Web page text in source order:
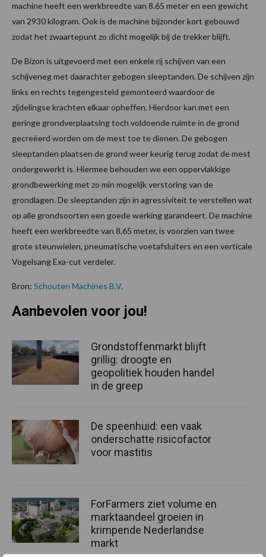
machine heeft een werkbreedte van 8.65 meter en een gewicht
van 2930 kilogram. Ook is de machine bijzonder kort gebouwd
zodat het zwaartepunt zo dicht mogelijk bij de trekker blijft.
De Bizon is uitgevoerd met een enkele rij schijven van een
schijveneg met daarachter gebogen sleeptanden. De schijven zijn
links en rechts tegengesteld gemonteerd waardoor de
zijdelingse krachten elkaar opheffen. Hierdoor kan met een
geringe grondverplaatsing toch voldoende ruimte in de grond
gecreëerd worden om de mest toe te dienen. De gebogen
sleeptanden plaatsen de grond weer keurig terug zodat de mest
ondergewerkt is. Hiermee behouden we een oppervlakkige
grondbewerking met zo min mogelijk verstoring van de
grondlagen. De sleeptanden zijn in agressiviteit te verstellen wat
op alle grondsoorten een goede werking garandeert. De machine
heeft een werkbreedte van 8,65 meter, is voorzien van twee
grote steunwielen, pneumatische voetafsluiters en een verticale
Vogelsang Exa-cut verdeler.
Bron: Schouten Machines B.V.
Aanbevolen voor jou!
Grondstoffenmarkt blijft
grillig: droogte en
geopolitiek houden handel
in de greep
De speenhuid: een vaak
onderschatte risicofactor
voor mastitis
ForFarmers ziet volume en
marktaandeel groeien in
krimpende Nederlandse
markt